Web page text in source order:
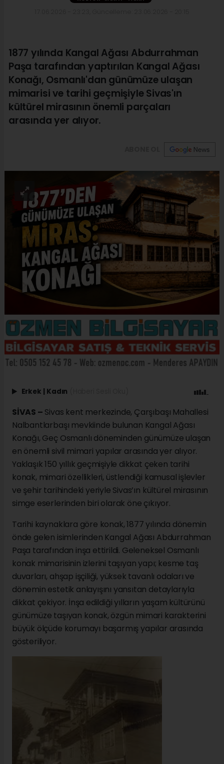
1877 yılında Kangal Ağası Abdurrahman
Paşa tarafından yaptırılan Kangal Ağası
Konağı, Osmanlı'dan günümüze ulaşan
mimarisi ve tarihi geçmişiyle Sivas'ın
kültürel mirasının önemli parçaları
arasında yer alıyor.
Erkek Kadın
SİVAS – Sivas kent merkezinde, Çarşıbaşı Mahallesi
Nalbantlarbaşı mevkiinde bulunan Kangal Ağası
Konağı, Geç Osmanlı döneminden günümüze ulaşan
en önemli sivil mimari yapılar arasında yer alıyor.
Yaklaşık 150 yıllık geçmişiyle dikkat çeken tarihi
konak, mimari özellikleri, üstlendiği kamusal işlevler
ve şehir tarihindeki yeriyle Sivas’ın kültürel mirasının
simge eserlerinden biri olarak öne çıkıyor.
Tarihi kaynaklara göre konak, 1877 yılında dönemin
önde gelen isimlerinden Kangal Ağası Abdurrahman
Paşa tarafından inşa ettirildi. Geleneksel Osmanlı
konak mimarisinin izlerini taşıyan yapı; kesme taş
duvarları, ahşap işçiliği, yüksek tavanlı odaları ve
dönemin estetik anlayışını yansıtan detaylarıyla
dikkat çekiyor. İnşa edildiği yılların yaşam kültürünü
günümüze taşıyan konak, özgün mimari karakterini
büyük ölçüde korumayı başarmış yapılar arasında
gösteriliyor.